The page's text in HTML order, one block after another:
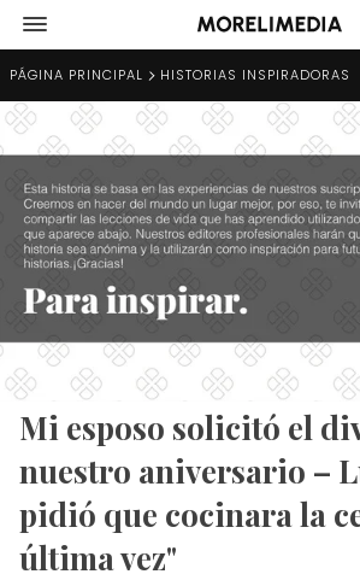
PÁGINA PRINCIPAL HISTORIAS INSPIRADORAS
Mi esposo solicitó el
nuestro aniversario –
pidió que cocinara la
última vez"